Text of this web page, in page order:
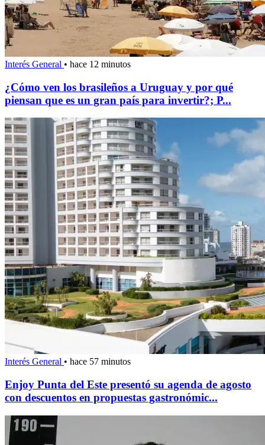
Interés General • hace 12 minutos
¿Cómo ven los brasileños a Uruguay y por qué
piensan que es un gran país para invertir?; P...
Interés General • hace 57 minutos
Enjoy Punta del Este presentó su agenda de agosto
con descuentos en propuestas gastronómic...